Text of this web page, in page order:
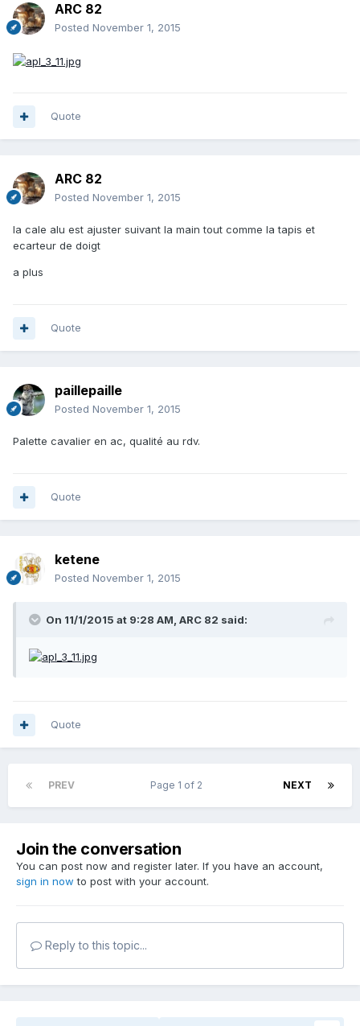
ARC 82
Posted November 1, 2015
Quote
ARC 82
Posted November 1, 2015
la cale alu est ajuster suivant la main tout comme la tapis et
ecarteur de doigt
a plus
Quote
paillepaille
Posted November 1, 2015
Palette cavalier en ac, qualité au rdv.
Quote
ketene
Posted November 1, 2015
On 11/1/2015 at 9:28 AM, ARC 82 said:
Quote
PREV NEXT
Page 1 of 2
Join the conversation
You can post now and register later. If you have an account,
sign in now to post with your account.
Reply to this topic...